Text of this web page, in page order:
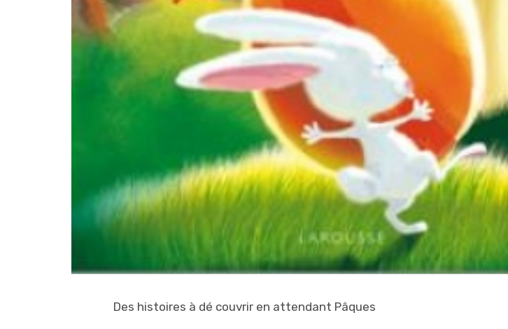
Des histoires à dé couvrir en attendant Pâques